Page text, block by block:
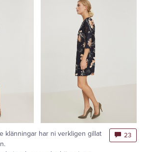
klänningar har ni verkligen gillat
23